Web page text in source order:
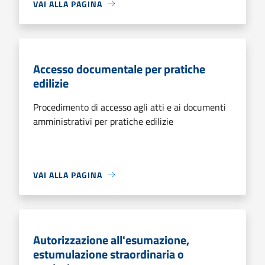
VAI ALLA PAGINA
Accesso documentale per pratiche
edilizie
Procedimento di accesso agli atti e ai documenti
amministrativi per pratiche edilizie
VAI ALLA PAGINA
Autorizzazione all'esumazione,
estumulazione straordinaria o